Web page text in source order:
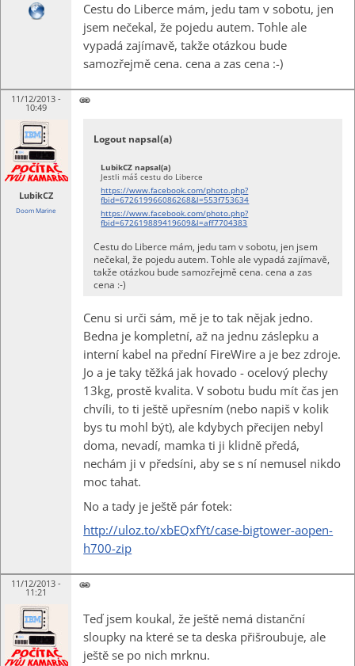
Cestu do Liberce mám, jedu tam v sobotu, jen
jsem nečekal, že pojedu autem. Tohle ale
vypadá zajímavě, takže otázkou bude
samozřejmě cena. cena a zas cena :-)
11/12/2013 -
10:49
LubikCZ
Doom Marine
Logout napsal(a)
LubikCZ napsal(a)
Jestli máš cestu do Liberce
https://www.facebook.com/photo.php?
fbid=672619966086268&l=553f753634
https://www.facebook.com/photo.php?
fbid=672619889419609&l=aff7704383
Cestu do Liberce mám, jedu tam v sobotu, jen jsem
nečekal, že pojedu autem. Tohle ale vypadá zajímavě,
takže otázkou bude samozřejmě cena. cena a zas
cena :-)
Cenu si urči sám, mě je to tak nějak jedno.
Bedna je kompletní, až na jednu záslepku a
interní kabel na přední FireWire a je bez zdroje.
Jo a je taky těžká jak hovado - ocelový plechy
13kg, prostě kvalita. V sobotu budu mít čas jen
chvíli, to ti ještě upřesním (nebo napiš v kolik
bys tu mohl být), ale kdybych přecijen nebyl
doma, nevadí, mamka ti ji klidně předá,
nechám ji v předsíni, aby se s ní nemusel nikdo
moc tahat.
No a tady je ještě pár fotek:
http://uloz.to/xbEQxfYt/case-bigtower-aopen-
h700-zip
11/12/2013 -
11:21
Teď jsem koukal, že ještě nemá distanční
sloupky na které se ta deska přišroubuje, ale
ještě se po nich mrknu.